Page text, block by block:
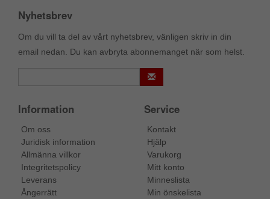
Nyhetsbrev
Om du vill ta del av vårt nyhetsbrev, vänligen skriv in din
email nedan. Du kan avbryta abonnemanget när som helst.
Information
Om oss
Juridisk information
Allmänna villkor
Integritetspolicy
Leverans
Ångerrätt
Service
Kontakt
Hjälp
Varukorg
Mitt konto
Minneslista
Min önskelista